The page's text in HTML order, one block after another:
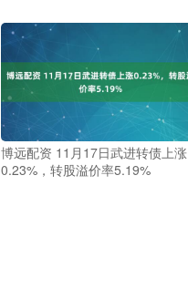
博远配资 11月17日武进转债上涨
0.23%，转股溢价率5.19%